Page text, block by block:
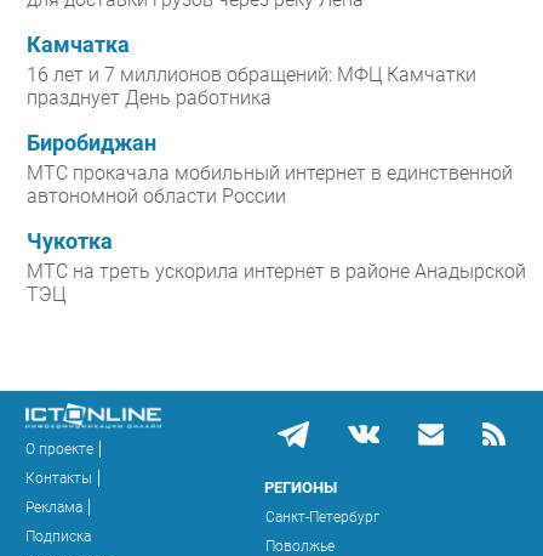
Камчатка
16 лет и 7 миллионов обращений: МФЦ Камчатки
празднует День работника
Биробиджан
МТС прокачала мобильный интернет в единственной
автономной области России
Чукотка
МТС на треть ускорила интернет в районе Анадырской
ТЭЦ
О проекте
Контакты
Реклама
Подписка
РЕГИОНЫ
Санкт-Петербург
Поволжье